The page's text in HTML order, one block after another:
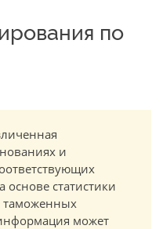
по
и
статистики
таможенных
может